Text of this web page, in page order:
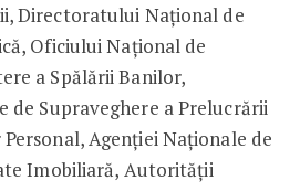
Directoratului Național de
Oficiului Național de
a Spălării Banilor,
Supraveghere a Prelucrării
Agenției Naționale de
Imobiliară, Autorităţii